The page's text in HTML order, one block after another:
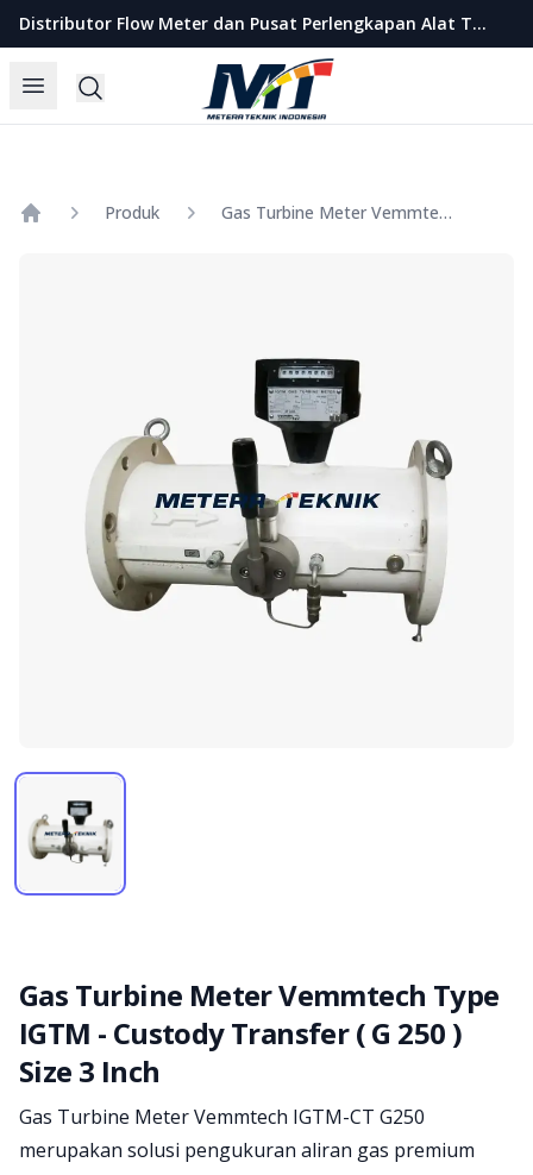
Distributor Flow Meter dan Pusat Perlengkapan Alat Teknik Indonesia
Open menu
Search
Metera Teknik Indonesia
Produk Gas Turbine Meter Vemmtech Type IGTM - Custody Transfer ( G 250 ) Size 3 Inch
Gas Turbine Meter Vemmtech Type
IGTM - Custody Transfer ( G 250 )
Size 3 Inch
Product information
Gas Turbine Meter Vemmtech IGTM-CT G250
merupakan solusi pengukuran aliran gas premium